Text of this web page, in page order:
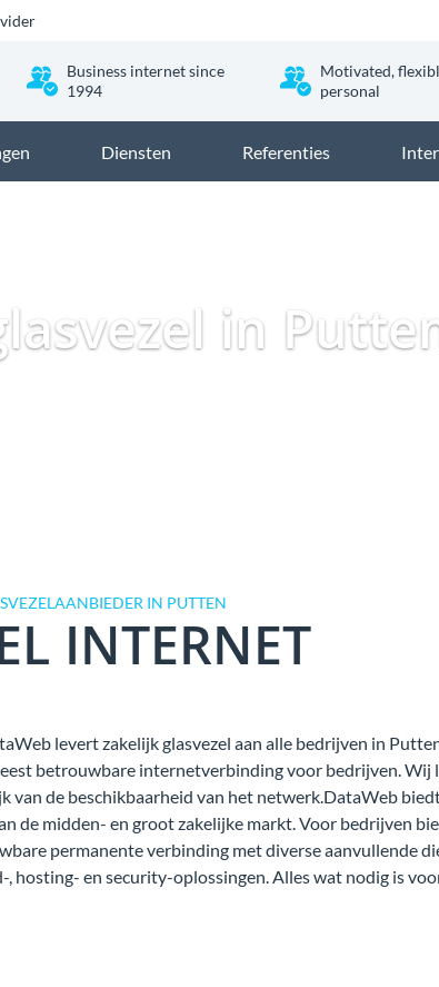
Business internet since
1994
Motivated,
personal
Diensten Referenties
in
IN PUTTEN
INTERNET
levert zakelijk glasvezel aan alle bedrijven in
betrouwbare internetverbinding voor bedrijven. Wij
van de beschikbaarheid van het netwerk.DataWeb
de midden- en groot zakelijke markt. Voor bedrijven
permanente verbinding met diverse aanvullende
, hosting- en security-oplossingen. Alles wat nodig is